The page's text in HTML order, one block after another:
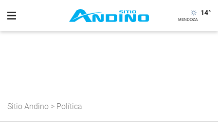
14°
Sitio Andino > Política